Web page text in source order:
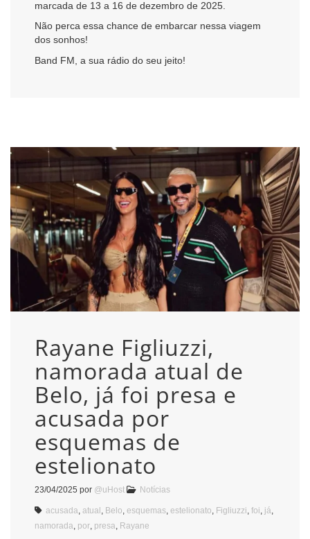
marcada de 13 a 16 de dezembro de 2025.
Não perca essa chance de embarcar nessa viagem
dos sonhos!
Band FM, a sua rádio do seu jeito!
Rayane Figliuzzi,
namorada atual de
Belo, já foi presa e
acusada por
esquemas de
estelionato
23/04/2025 por @uHost Notícias
acusada atual Belo esquemas estelionato Figliuzzi foi já
namorada por presa Rayane